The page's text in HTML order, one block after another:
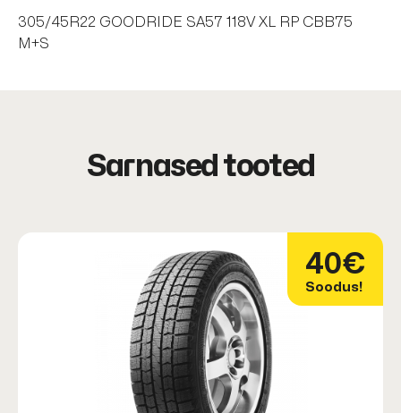
305/45R22 GOODRIDE SA57 118V XL RP CBB75
M+S
Sarnased tooted
40€
Soodus!